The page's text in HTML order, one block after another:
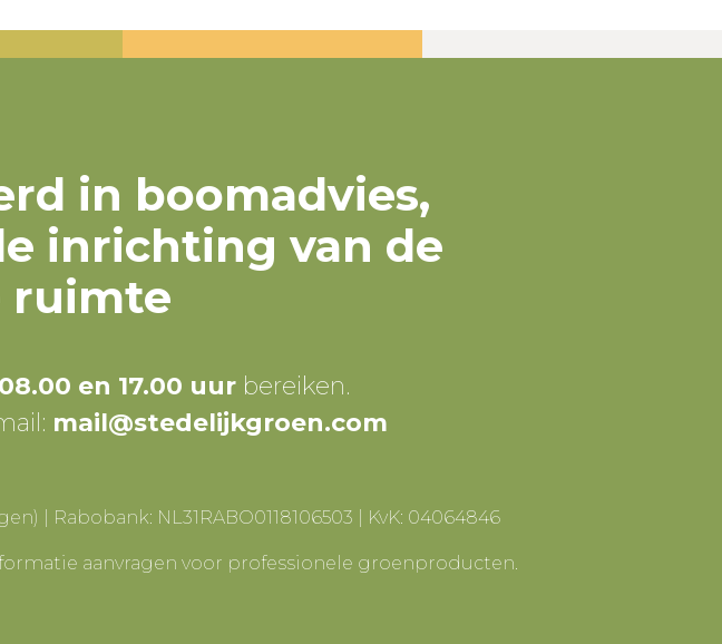
in boomadvies,
inrichting van de
ruimte
08.00 en 17.00 uur bereiken.
mail@stedelijkgroen.com
| Rabobank: NL31RABO0118106503 | KvK: 04064846
aanvragen voor professionele groenproducten.